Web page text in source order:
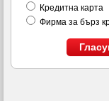
Кредитна карта
Фирма за бърз